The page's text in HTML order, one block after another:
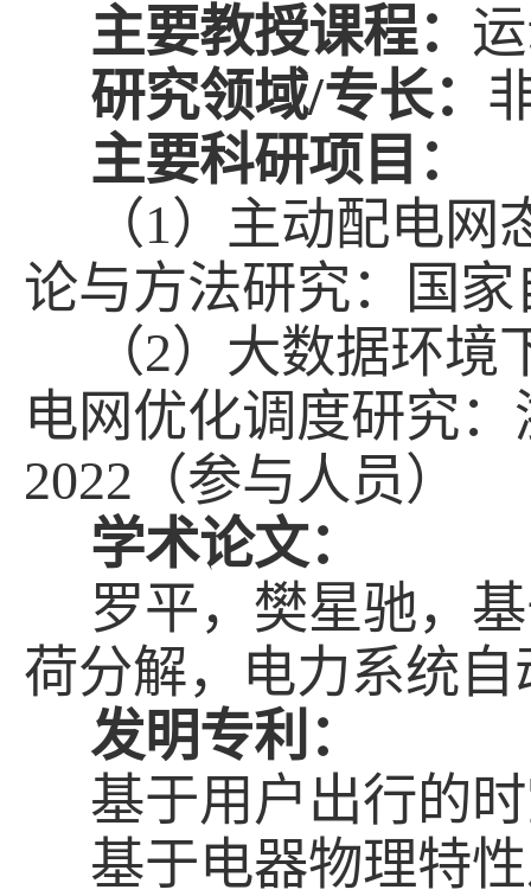
主要教授课程：
研究领域/专长：
主要科研项目：
（1）主动配电
论与方法研究：国
（2）大数据环
电网优化调度研究
2022 （参与人员）
学术论文：
罗平，樊星驰，
荷分解，电力系统自
发明专利：
基于用户出行的
基于电器物理特